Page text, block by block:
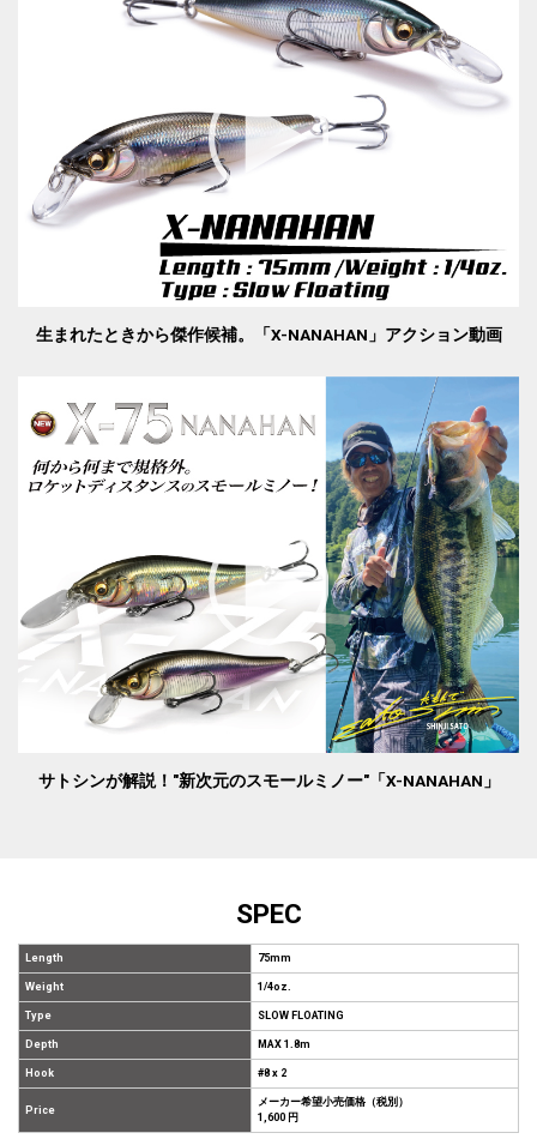
生まれたときから傑作候補。「X-NANAHAN」アクション動画
サトシンが解説！"新次元のスモールミノー"「X-NANAHAN」
SPEC
Length 75mm
Weight 1/4oz.
Type SLOW FLOATING
Depth MAX 1.8m
Hook #8 x 2
Price
メーカー希望小売価格（税別）
1,600 円